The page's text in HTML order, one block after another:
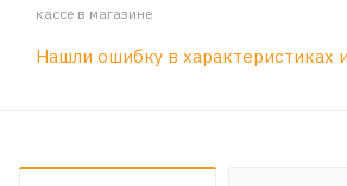
кассе в магазине
Нашли ошибку в характеристиках